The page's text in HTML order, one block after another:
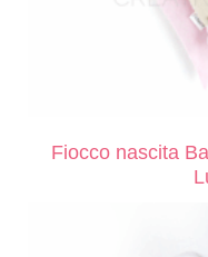
Fiocco nascita